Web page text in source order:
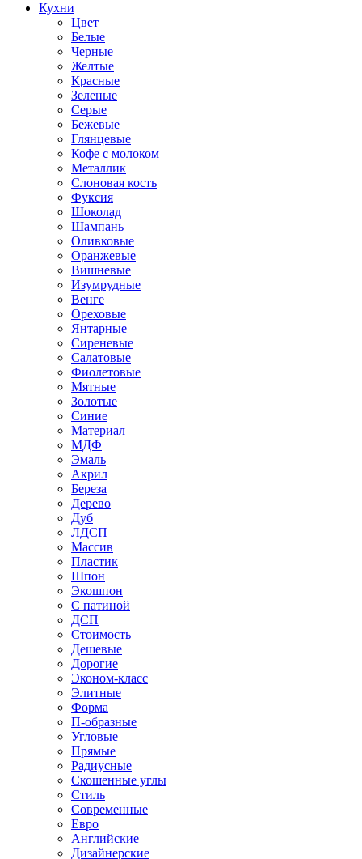
Кухни
Цвет
Белые
Черные
Желтые
Красные
Зеленые
Серые
Бежевые
Глянцевые
Кофе с молоком
Металлик
Слоновая кость
Фуксия
Шоколад
Шампань
Оливковые
Оранжевые
Вишневые
Изумрудные
Венге
Ореховые
Янтарные
Сиреневые
Салатовые
Фиолетовые
Мятные
Золотые
Синие
Материал
МДФ
Эмаль
Акрил
Береза
Дерево
Дуб
ЛДСП
Массив
Пластик
Шпон
Экошпон
С патиной
ДСП
Стоимость
Дешевые
Дорогие
Эконом-класс
Элитные
Форма
П-образные
Угловые
Прямые
Радиусные
Скошенные углы
Стиль
Современные
Евро
Английские
Дизайнерские